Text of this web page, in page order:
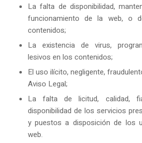
La falta de disponibilidad,
funcionamiento de la web, o
contenidos;
La existencia de virus,
lesivos en los contenidos;
El uso ilícito, negligente,
Aviso Legal;
La falta de licitud, calidad,
disponibilidad de los servicios
y puestos a disposición de los
web.